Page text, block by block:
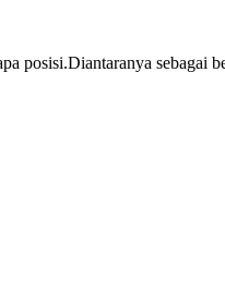
posisi.Diantaranya sebagai